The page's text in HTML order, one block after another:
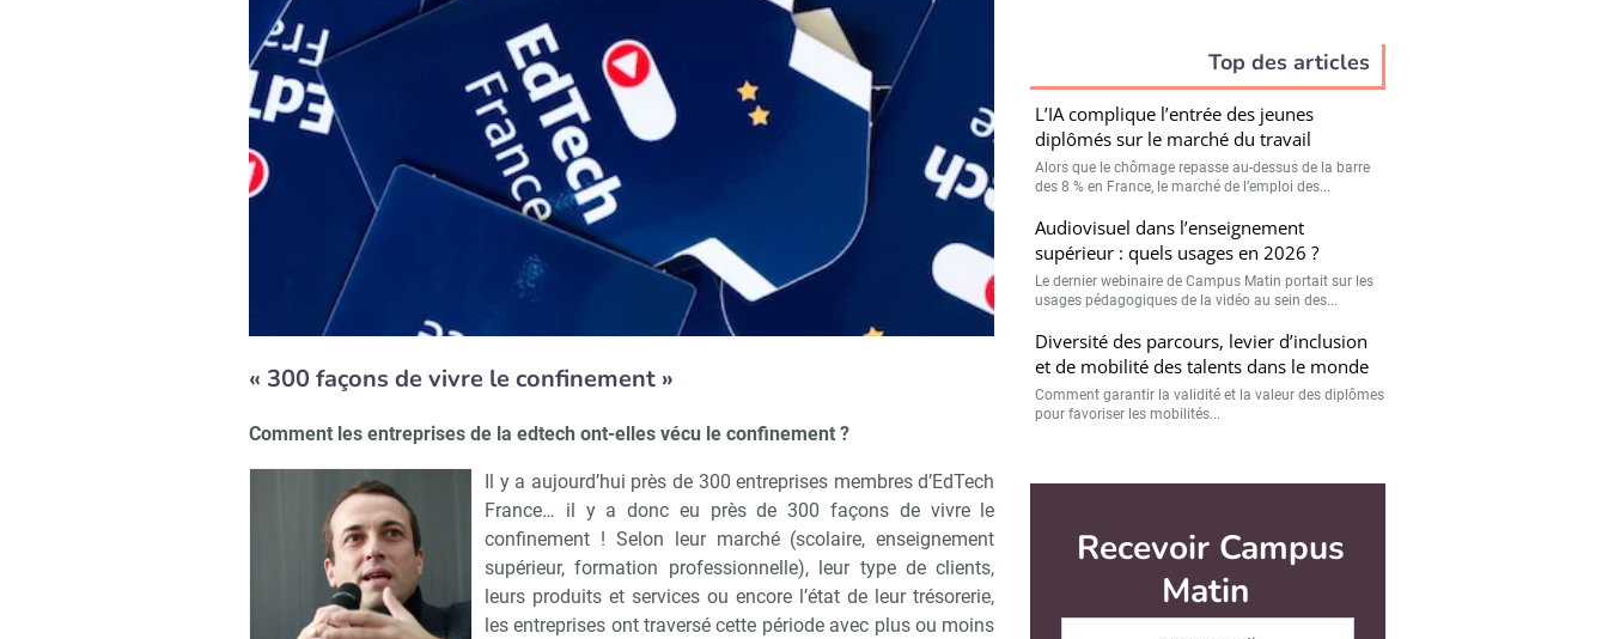
« 300 façons de vivre le confinement »
Comment les entreprises de la edtech ont-elles vécu le confinement ?
Il y a aujourd’hui près de 300 entreprises membres d’EdTech
France… il y a donc eu près de 300 façons de vivre le
confinement ! Selon leur marché (scolaire, enseignement
supérieur, formation professionnelle), leur type de clients,
leurs produits et services ou encore l’état de leur trésorerie,
les entreprises ont traversé cette période avec plus ou moins
Top des articles
L’IA complique l’entrée des jeunes
diplômés sur le marché du travail
Alors que le chômage repasse au-dessus de la barre
des 8 % en France, le marché de l’emploi des...
Audiovisuel dans l’enseignement
supérieur : quels usages en 2026 ?
Le dernier webinaire de Campus Matin portait sur les
usages pédagogiques de la vidéo au sein des...
Diversité des parcours, levier d’inclusion
et de mobilité des talents dans le monde
Comment garantir la validité et la valeur des diplômes
pour favoriser les mobilités...